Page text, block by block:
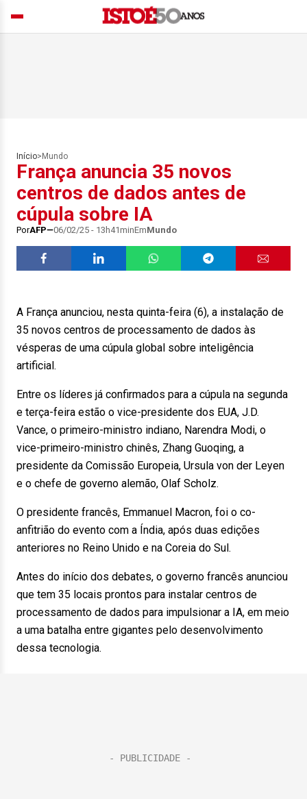
Início> Mundo
França anuncia 35 novos
centros de dados antes de
cúpula sobre IA
PorAFP 06/02/25 - 13h41minEmMundo
A França anunciou, nesta quinta-feira (6), a instalação de
35 novos centros de processamento de dados às
vésperas de uma cúpula global sobre inteligência
artificial.
Entre os líderes já confirmados para a cúpula na segunda
e terça-feira estão o vice-presidente dos EUA, J.D.
Vance, o primeiro-ministro indiano, Narendra Modi, o
vice-primeiro-ministro chinês, Zhang Guoqing, a
presidente da Comissão Europeia, Ursula von der Leyen
e o chefe de governo alemão, Olaf Scholz.
O presidente francês, Emmanuel Macron, foi o co-
anfitrião do evento com a Índia, após duas edições
anteriores no Reino Unido e na Coreia do Sul.
Antes do início dos debates, o governo francês anunciou
que tem 35 locais prontos para instalar centros de
processamento de dados para impulsionar a IA, em meio
a uma batalha entre gigantes pelo desenvolvimento
dessa tecnologia.